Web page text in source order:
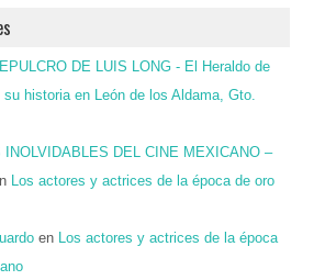
DE LUIS LONG - El Heraldo de
su historia en León de los Aldama, Gto.
INOLVIDABLES DEL CINE MEXICANO –
Los actores y actrices de la época de oro
en
Los actores y actrices de la época